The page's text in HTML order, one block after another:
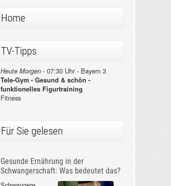
Home
TV-Tipps
Heute Morgen -07:30 Uhr - Bayern 3
Tele-Gym - Gesund & schön -
funktionelles Figurtraining
Fitness
Für Sie gelesen
Gesunde Ernährung in der
Schwangerschaft: Was bedeutet das?